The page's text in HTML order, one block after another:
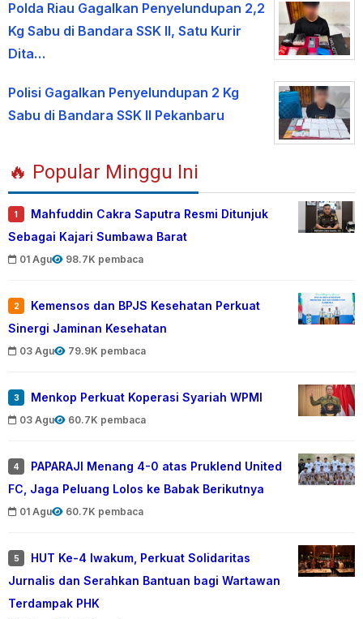
Polda Riau Gagalkan Penyelundupan 2,2
Kg Sabu di Bandara SSK II, Satu Kurir
Dita…
Polisi Gagalkan Penyelundupan 2 Kg
Sabu di Bandara SSK II Pekanbaru
🔥 Popular Minggu Ini
1
Mahfuddin Cakra Saputra Resmi Ditunjuk
Sebagai Kajari Sumbawa Barat
01 Agu 98.7K pembaca
2
Kemensos dan BPJS Kesehatan Perkuat
Sinergi Jaminan Kesehatan
03 Agu 79.9K pembaca
3 Menkop Perkuat Koperasi Syariah WPMI
03 Agu 60.7K pembaca
4
PAPARAJI Menang 4-0 atas Pruklend United
FC, Jaga Peluang Lolos ke Babak Berikutnya
01 Agu 60.7K pembaca
5
HUT Ke-4 Iwakum, Perkuat Solidaritas
Jurnalis dan Serahkan Bantuan bagi Wartawan
Terdampak PHK